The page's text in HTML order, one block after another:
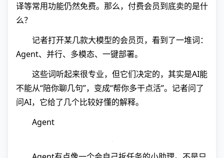
译等常用功能仍然免费。那么，付费会员到底卖的是什
么？
记者打开某几款大模型的会员页，看到了一堆词：
Agent、并行、多模态、一键部署。
这些词听起来很专业，但它们决定的，其实是AI能
不能从“陪你聊几句”，变成“帮你多干点活”。记者问了
问AI，它给了几个比较好懂的解释。
Agent